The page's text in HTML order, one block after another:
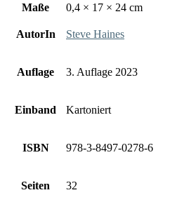
Maße
0,4 × 17 × 24 cm
AutorIn Steve Haines
Auflage 3. Auflage 2023
Einband Kartoniert
ISBN 978-3-8497-0278-6
Seiten 32